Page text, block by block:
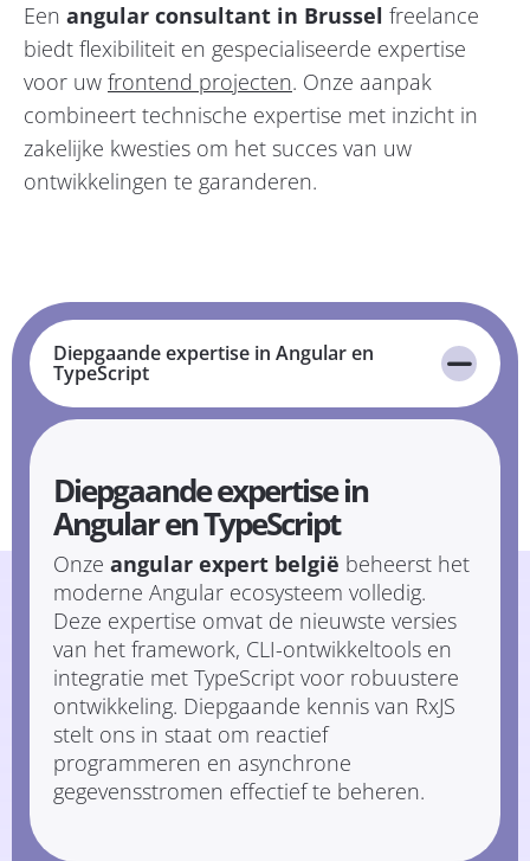
Een angular consultant in Brussel freelance
biedt flexibiliteit en gespecialiseerde expertise
voor uw frontend projecten. Onze aanpak
combineert technische expertise met inzicht in
zakelijke kwesties om het succes van uw
ontwikkelingen te garanderen.
Diepgaande expertise in Angular en
TypeScript
Diepgaande expertise in
Angular en TypeScript
Onze angular expert belgië beheerst het
moderne Angular ecosysteem volledig.
Deze expertise omvat de nieuwste versies
van het framework, CLI-ontwikkeltools en
integratie met TypeScript voor robuustere
ontwikkeling. Diepgaande kennis van RxJS
stelt ons in staat om reactief
programmeren en asynchrone
gegevensstromen effectief te beheren.